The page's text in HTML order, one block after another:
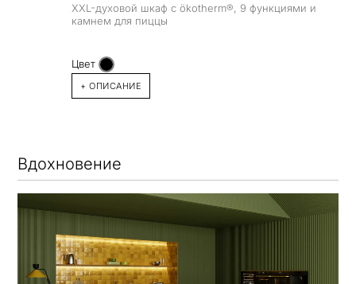
XXL-духовой шкаф с ökotherm®, 9 функциями и
камнем для пиццы
Цвет
+ ОПИСАНИЕ
Вдохновение